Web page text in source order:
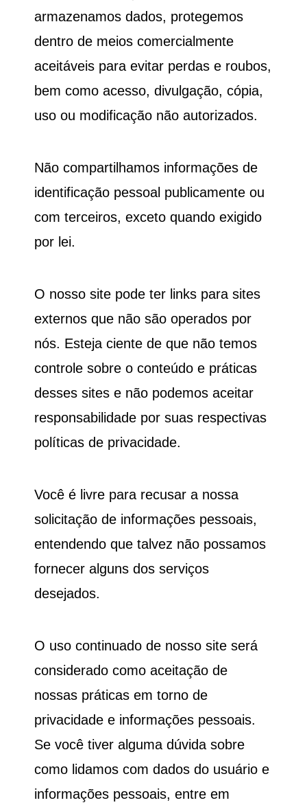
armazenamos dados, protegemos
dentro de meios comercialmente
aceitáveis ​​para evitar perdas e roubos,
bem como acesso, divulgação, cópia,
uso ou modificação não autorizados.
Não compartilhamos informações de
identificação pessoal publicamente ou
com terceiros, exceto quando exigido
por lei.
O nosso site pode ter links para sites
externos que não são operados por
nós. Esteja ciente de que não temos
controle sobre o conteúdo e práticas
desses sites e não podemos aceitar
responsabilidade por suas respectivas
políticas de privacidade.
Você é livre para recusar a nossa
solicitação de informações pessoais,
entendendo que talvez não possamos
fornecer alguns dos serviços
desejados.
O uso continuado de nosso site será
considerado como aceitação de
nossas práticas em torno de
privacidade e informações pessoais.
Se você tiver alguma dúvida sobre
como lidamos com dados do usuário e
informações pessoais, entre em